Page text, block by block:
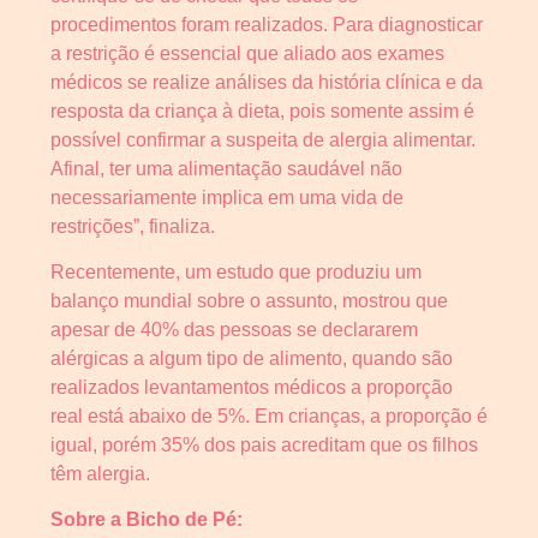
procedimentos foram realizados. Para diagnosticar
a restrição é essencial que aliado aos exames
médicos se realize análises da história clínica e da
resposta da criança à dieta, pois somente assim é
possível confirmar a suspeita de alergia alimentar.
Afinal, ter uma alimentação saudável não
necessariamente implica em uma vida de
restrições”, finaliza.
Recentemente, um estudo que produziu um
balanço mundial sobre o assunto, mostrou que
apesar de 40% das pessoas se declararem
alérgicas a algum tipo de alimento, quando são
realizados levantamentos médicos a proporção
real está abaixo de 5%. Em crianças, a proporção é
igual, porém 35% dos pais acreditam que os filhos
têm alergia.
Sobre a Bicho de Pé: